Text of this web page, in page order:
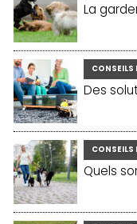
La
CONSEILS
Des
CONSEILS
Quels